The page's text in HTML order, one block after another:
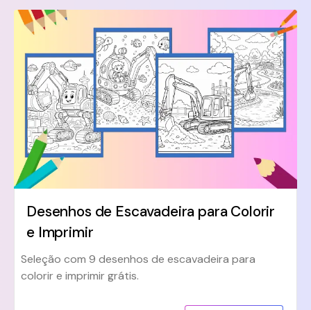
Desenhos de Escavadeira para Colorir
e Imprimir
Seleção com 9 desenhos de escavadeira para
colorir e imprimir grátis.